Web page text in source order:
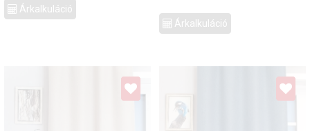
Árkalkuláció
Árkalkuláció